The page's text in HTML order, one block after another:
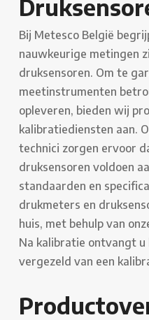
Bij Metesco België
nauwkeurige metingen
druksensoren. Om te
meetinstrumenten
opleveren, bieden wij
kalibratiediensten aan.
technici zorgen ervoor
druksensoren voldoen
standaarden en
drukmeters en
huis, met behulp van
Na kalibratie ontvangt
vergezeld van een